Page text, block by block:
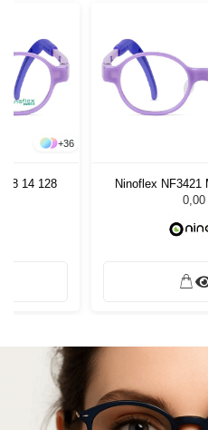
+36
38 14 128
Ninoflex NF3421
0,00